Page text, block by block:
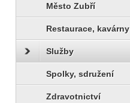
Město Zubří
Restaurace, kavárny
Služby
Spolky, sdružení
Zdravotnictví